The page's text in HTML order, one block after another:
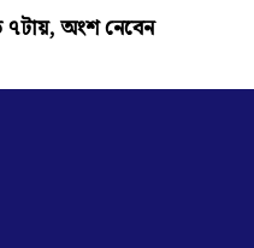
৭টায়, অংশ নেবেন